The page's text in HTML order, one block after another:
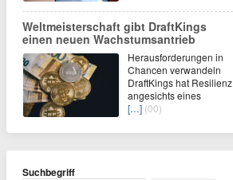
Weltmeisterschaft gibt DraftKings
einen neuen Wachstumsantrieb
Herausforderungen in
Chancen verwandeln
DraftKings hat Resilienz
angesichts eines
[…] (00)
Suchbegriff